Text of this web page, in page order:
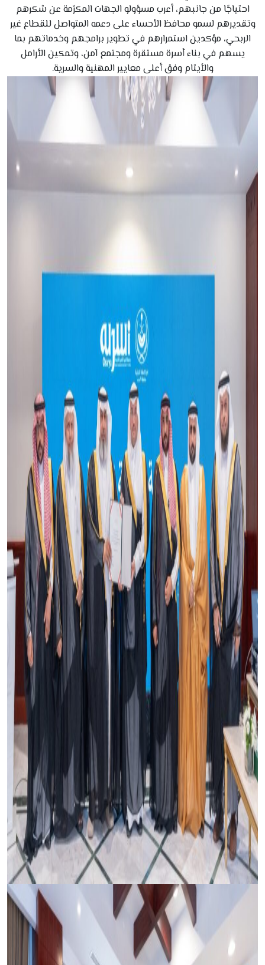
احتياجًا من جانبهم، أعرب مسؤولو الجهات المكرّمة عن شكرهم
وتقديرهم لسمو محافظ الأحساء على دعمه المتواصل للقطاع غير
الربحي، مؤكدين استمرارهم في تطوير برامجهم وخدماتهم بما
يسهم في بناء أسرة مستقرة ومجتمع آمن، وتمكين الأرامل
والأيتام وفق أعلى معايير المهنية والسرية.